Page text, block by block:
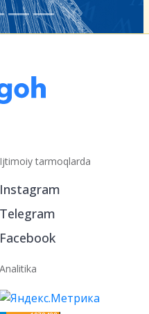
Ijtimoiy tarmoqlarda
Instagram
Telegram
Facebook
Analitika